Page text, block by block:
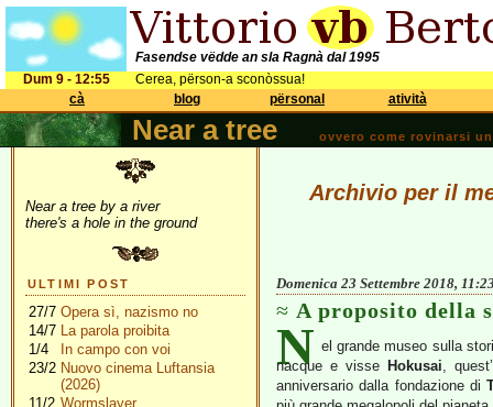
Fasendse vëdde an sla Ragnà dal 1995
Dum 9 - 12:55
Cerea, përson-a sconòssua!
cà
blog përsonal atività
Near a tree ovvero come rovinarsi
Near a tree by a river
there's a hole in the ground
ULTIMI POST
27/7 Opera sì, nazismo no
14/7 La parola proibita
1/4
In campo con voi
23/2 Nuovo cinema Luftansia
(2026)
11/2 Wormslayer
Archivio per il
Domenica 23 Settembre 2018,
A proposito della
N el grande museo sulla
nacque e visse Hokusai,
anniversario dalla fondazione di